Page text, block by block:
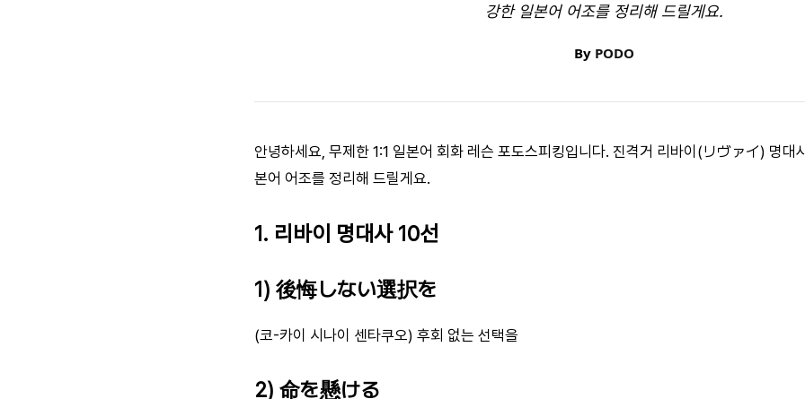
강한 일본어 어조를 정리해 드릴게요.
By PODO
안녕하세요, 무제한 1:1 일본어 회화 레슨 포도스피킹입니다. 진격거 리바이(リヴァイ) 명대
본어 어조를 정리해 드릴게요.
1. 리바이 명대사 10선
1) 後悔しない選択を
(코-카이 시나이 센타쿠오) 후회 없는 선택을
2) 命を懸ける